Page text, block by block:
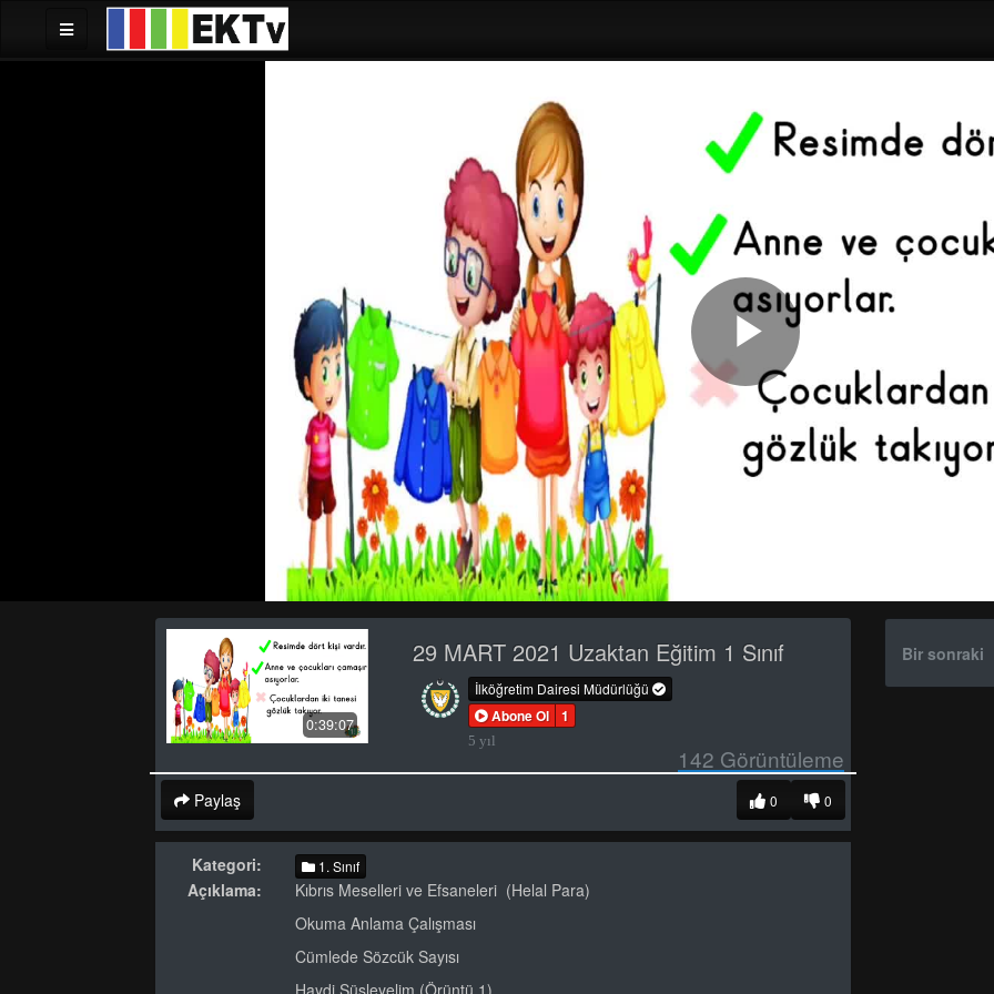
Play
Video
0:39:07
29 MART 2021 Uzaktan Eğitim 1 Sınıf
İlköğretim Dairesi Müdürlüğü
Abone Ol 1
5 yıl
142 Görüntüleme
Paylaş 0
0
Kategori: 1. Sınıf
Açıklama:
Kıbrıs Meselleri ve Efsaneleri (Helal Para)
Okuma Anlama Çalışması
Cümlede Sözcük Sayısı
Haydi Süsleyelim (Örüntü 1)
Bir sonraki